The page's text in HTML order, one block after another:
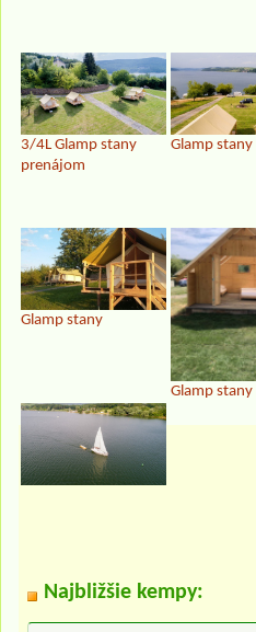
3/4L Glamp stany
prenájom
Glamp stany
Glamp stany
Glamp stany
Najbližšie kempy: